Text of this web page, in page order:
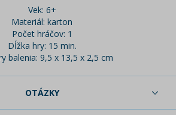
Vek: 6+
Materiál: karton
Počet hráčov: 1
Dĺžka hry: 15 min.
balenia: 9,5 x 13,5 x 2,5 cm
OTÁZKY